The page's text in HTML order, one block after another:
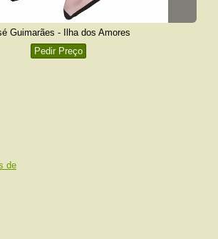
de
Guimarães - Ilha dos Amores
Pedir Preço